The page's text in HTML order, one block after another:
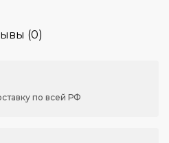
(0)
по всей РФ